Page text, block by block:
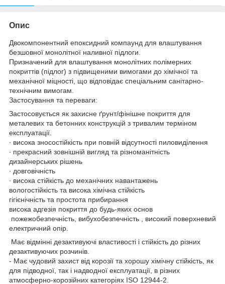
Опис
Двокомпонентний епоксидний компаунд для влаштування
безшовної монолітної наливної підлоги.
Призначений для влаштування монолітних полімерних
покриттів (підлог) з підвищеними вимогами до хімічної та
механічної міцності, що відповідає спеціальним санітарно-
технічним вимогам.
Застосування та переваги:
Застосовується як захисне ґрунт/фінішне покриття для
металевих та бетонних конструкцій з тривалим терміном
експлуатації.
∙ висока зносостійкість при повній відсутності пиловиділення
∙ прекрасний зовнішній вигляд та різноманітність
дизайнерських рішень
∙ довговічність
∙ висока стійкість до механічних навантажень
вологостійкість та висока хімічна стійкість
гігієнічність та простота прибирання
висока адгезія покриття до будь-яких основ
пожежобезпечність, вибухобезпечність , високий поверхневий
електричний опір.
Має відмінні дезактивуючі властивості і стійкість до різних
дезактивуючих розчинів.
- Має чудовий захист від корозії та хорошу хімічну стійкість, як
для підводної, так і надводної експлуатації, в різних
атмосферно-корозійних категоріях ISO 12944-2.